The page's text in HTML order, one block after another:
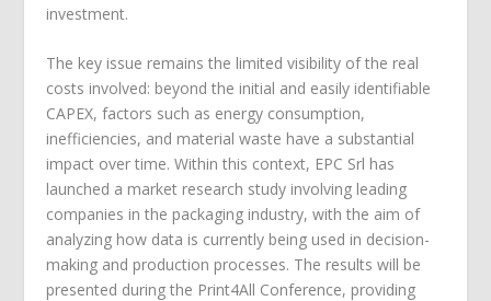
investment.
The key issue remains the limited visibility of the real
costs involved: beyond the initial and easily identifiable
CAPEX, factors such as energy consumption,
inefficiencies, and material waste have a substantial
impact over time. Within this context, EPC Srl has
launched a market research study involving leading
companies in the packaging industry, with the aim of
analyzing how data is currently being used in decision-
making and production processes. The results will be
presented during the Print4All Conference, providing